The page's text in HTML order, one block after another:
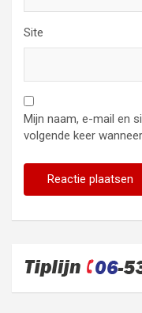
Site
Mijn naam, e-mail en
volgende keer